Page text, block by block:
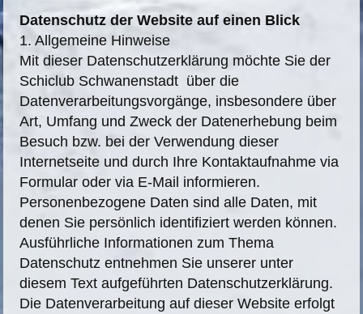
Datenschutz der Website auf einen Blick
1. Allgemeine Hinweise
Mit dieser Datenschutzerklärung möchte Sie der
Schiclub Schwanenstadt über die
Datenverarbeitungsvorgänge, insbesondere über
Art, Umfang und Zweck der Datenerhebung beim
Besuch bzw. bei der Verwendung dieser
Internetseite und durch Ihre Kontaktaufnahme via
Formular oder via E-Mail informieren.
Personenbezogene Daten sind alle Daten, mit
denen Sie persönlich identifiziert werden können.
Ausführliche Informationen zum Thema
Datenschutz entnehmen Sie unserer unter
diesem Text aufgeführten Datenschutzerklärung.
Die Datenverarbeitung auf dieser Website erfolgt